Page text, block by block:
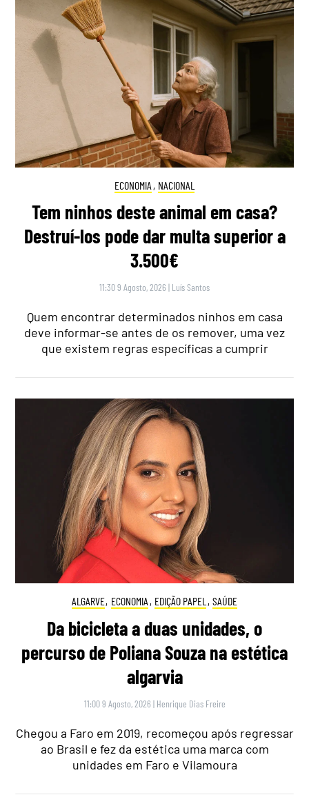
ECONOMIA , NACIONAL
Tem ninhos deste animal em casa?
Destruí-los pode dar multa superior a
3.500€
11:30 9 Agosto, 2026 | Luís Santos
Quem encontrar determinados ninhos em casa
deve informar-se antes de os remover, uma vez
que existem regras específicas a cumprir
ALGARVE, ECONOMIA , EDIÇÃO PAPEL , SAÚDE
Da bicicleta a duas unidades, o
percurso de Poliana Souza na estética
algarvia
11:00 9 Agosto, 2026 | Henrique Dias Freire
Chegou a Faro em 2019, recomeçou após regressar
ao Brasil e fez da estética uma marca com
unidades em Faro e Vilamoura